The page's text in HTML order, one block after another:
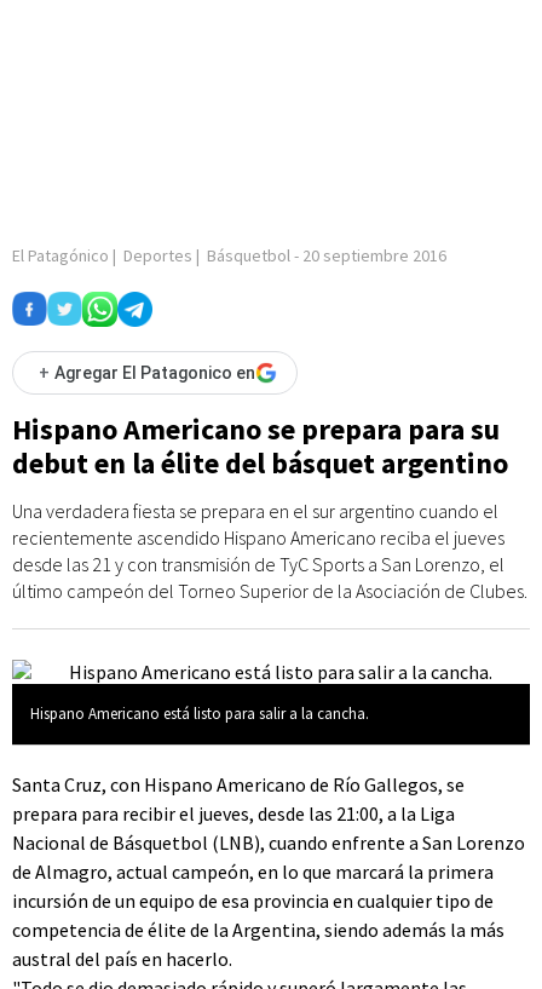
El Patagónico | Deportes | Básquetbol- 20 septiembre 2016
+ Agregar El Patagonico en
Hispano Americano se prepara para su
debut en la élite del básquet argentino
Una verdadera fiesta se prepara en el sur argentino cuando el
recientemente ascendido Hispano Americano reciba el jueves
desde las 21 y con transmisión de TyC Sports a San Lorenzo, el
último campeón del Torneo Superior de la Asociación de Clubes.
Hispano Americano está listo para salir a la cancha.
Santa Cruz, con Hispano Americano de Río Gallegos, se
prepara para recibir el jueves, desde las 21:00, a la Liga
Nacional de Básquetbol (LNB), cuando enfrente a San Lorenzo
de Almagro, actual campeón, en lo que marcará la primera
incursión de un equipo de esa provincia en cualquier tipo de
competencia de élite de la Argentina, siendo además la más
austral del país en hacerlo.